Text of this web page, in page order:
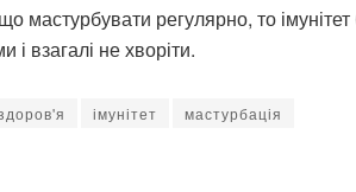
мастурбувати регулярно, то
взагалі не хворіти.
імунітет мастурбація